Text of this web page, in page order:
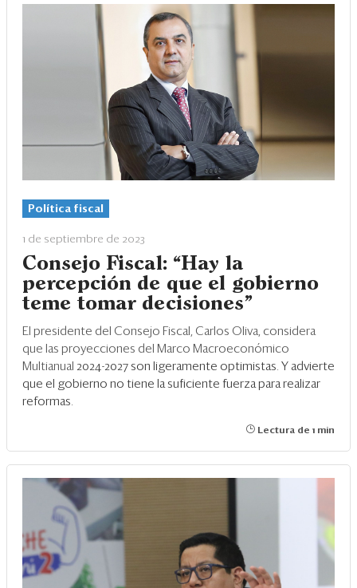
Política fiscal
1 de septiembre de 2023
Consejo Fiscal: “Hay la
percepción de que el gobierno
teme tomar decisiones"
El presidente del Consejo Fiscal, Carlos Oliva, considera
que las proyecciones del Marco Macroeconómico
Multianual 2024-2027 son ligeramente optimistas. Y advierte
que el gobierno no tiene la suficiente fuerza para realizar
reformas.
Lectura de 1 min